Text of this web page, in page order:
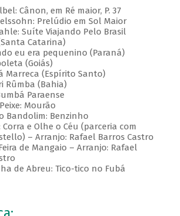
Cânon, em Ré maior, P. 37
Prelúdio em Sol Maior
Suíte Viajando Pelo Brasil
Catarina)
eu era pequenino (Paraná)
(Goiás)
Marreca (Espírito Santo)
Rûmba (Bahia)
Paraense
Mourão
Bandolim: Benzinho
Corra e Olhe o Céu (parceria com
– Arranjo: Rafael Barros Castro
de Mangaio – Arranjo: Rafael
de Abreu: Tico-tico no Fubá